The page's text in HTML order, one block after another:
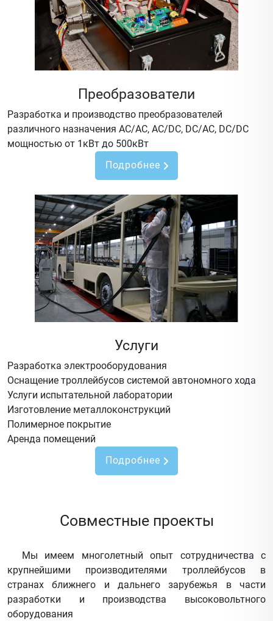
Преобразователи
Разработка и производство преобразователей
различного назначения AC/AC, AC/DC, DC/AC, DC/DC
мощностью от 1кВт до 500кВт
Подробнее
Услуги
Разработка электрооборудования
Оснащение троллейбусов системой автономного хода
Услуги испытательной лаборатории
Изготовление металлоконструкций
Полимерное покрытие
Аренда помещений
Подробнее
Совместные проекты
Мы имеем многолетный опыт сотрудничества с
крупнейшими производителями троллейбусов в
странах ближнего и дальнего зарубежья в части
разработки и производства высоковольтного
оборудования